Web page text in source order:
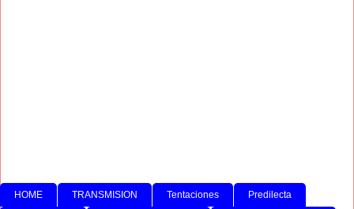
HOME TRANSMISION Tentaciones Predilecta